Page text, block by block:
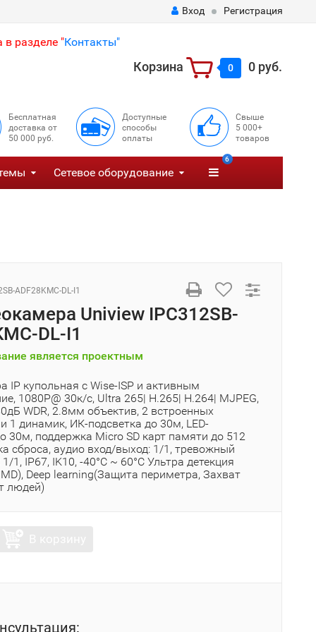
Вход Регистрация
разделе "Контакты"
Корзина 0 0 руб.
Бесплатная
доставка от
50 000 руб.
Доступные
способы
оплаты
Свыше
5 000+
товаров
Сетевое оборудование
6
ADF28KMC-DL-I1
Uniview IPC312SB-
DL-I1
является проектным
IP купольная с Wise-ISP и активным
1080P@ 30к/с, Ultra 265| H.265| H.264| MJPEG,
WDR, 2.8мм объектив, 2 встроенных
1 динамик, ИК-подсветка до 30м, LED-
30м, поддержка Micro SD карт памяти до 512
сброса, аудио вход/выход: 1/1, тревожный
1, IP67, IK10, -40°C ~ 60°C Ультра детекция
Deep learning(Защита периметра, Захват
людей)